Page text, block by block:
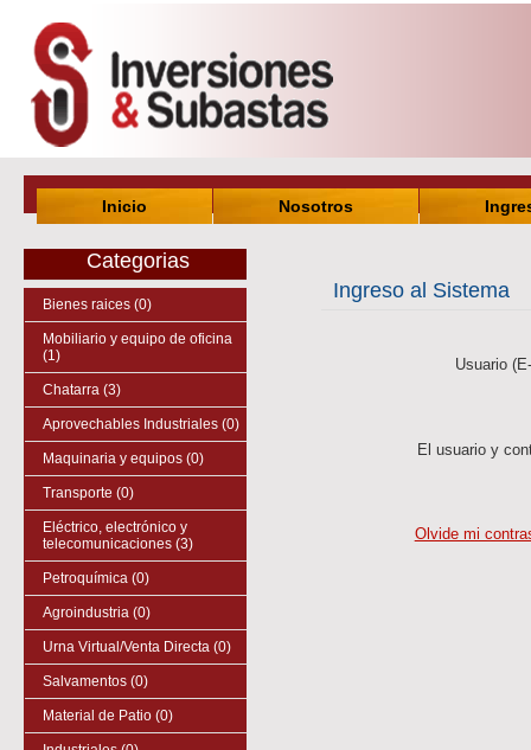
Inicio Nosotros
Categorias
Bienes raices (0)
Mobiliario y equipo de oficina
(1)
Chatarra (3)
Aprovechables Industriales (0)
Maquinaria y equipos (0)
Transporte (0)
Eléctrico, electrónico y
telecomunicaciones (3)
Petroquímica (0)
Agroindustria (0)
Urna Virtual/Venta Directa (0)
Salvamentos (0)
Material de Patio (0)
Ingreso al Sistema
Usuario
Olvide mi